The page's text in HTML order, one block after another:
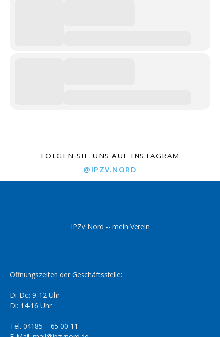
FOLGEN SIE UNS AUF INSTAGRAM
@IPZV.NORD
IPZV Nord -- mein Verein
Öffnungszeiten der Geschäftsstelle:
Di-Do: 9-12 Uhr
Di: 14-16 Uhr
Tel. 04185 – 65 00 11